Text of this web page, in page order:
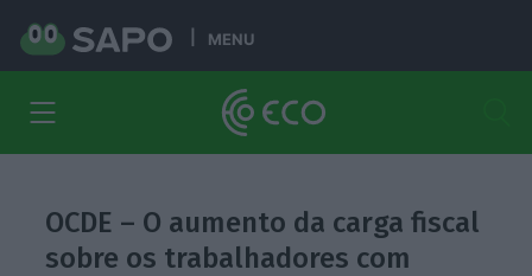
MENU
OCDE – O aumento da carga fiscal
sobre os trabalhadores com